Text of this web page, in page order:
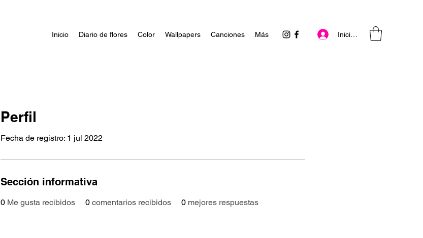
Inicio Diario de flores Color Wallpapers Canciones Más Iniciar sesión
Perfil
Fecha de registro: 1 jul 2022
Sección informativa
0 Me gusta recibidos 0 comentarios recibidos 0 mejores respuestas